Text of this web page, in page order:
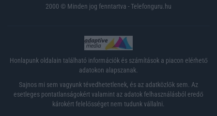
2000 © Minden jog fenntartva - Telefonguru.hu
Honlapunk oldalain található információk és számítások a piacon elérhető
adatokon alapszanak.
Sajnos mi sem vagyunk tévedhetetlenek, és az adatközlők sem. Az
esetleges pontatlanságokért valamint az adatok felhasználásból eredő
károkért felelősséget nem tudunk vállalni.